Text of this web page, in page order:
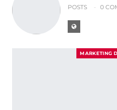
POSTS
0
MARKETING